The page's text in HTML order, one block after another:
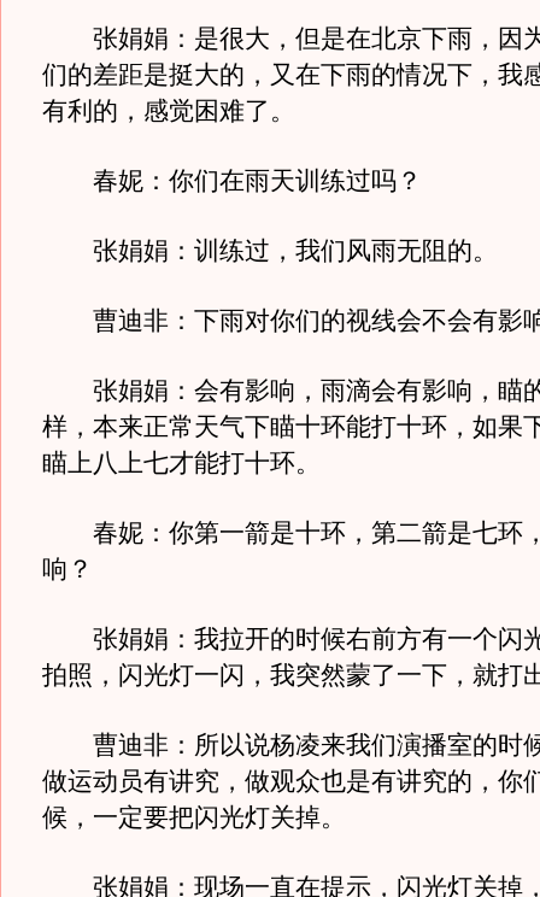
张娟娟：是很大，但是在北京下雨，因
们的差距是挺大的，又在下雨的情况下，我
有利的，感觉困难了。
春妮：你们在雨天训练过吗？
张娟娟：训练过，我们风雨无阻的。
曹迪非：下雨对你们的视线会不会有影
张娟娟：会有影响，雨滴会有影响，瞄
样，本来正常天气下瞄十环能打十环，如果
瞄上八上七才能打十环。
春妮：你第一箭是十环，第二箭是七环
响？
张娟娟：我拉开的时候右前方有一个闪
拍照，闪光灯一闪，我突然蒙了一下，就打
曹迪非：所以说杨凌来我们演播室的时
做运动员有讲究，做观众也是有讲究的，你
候，一定要把闪光灯关掉。
张娟娟：现场一直在提示，闪光灯关掉